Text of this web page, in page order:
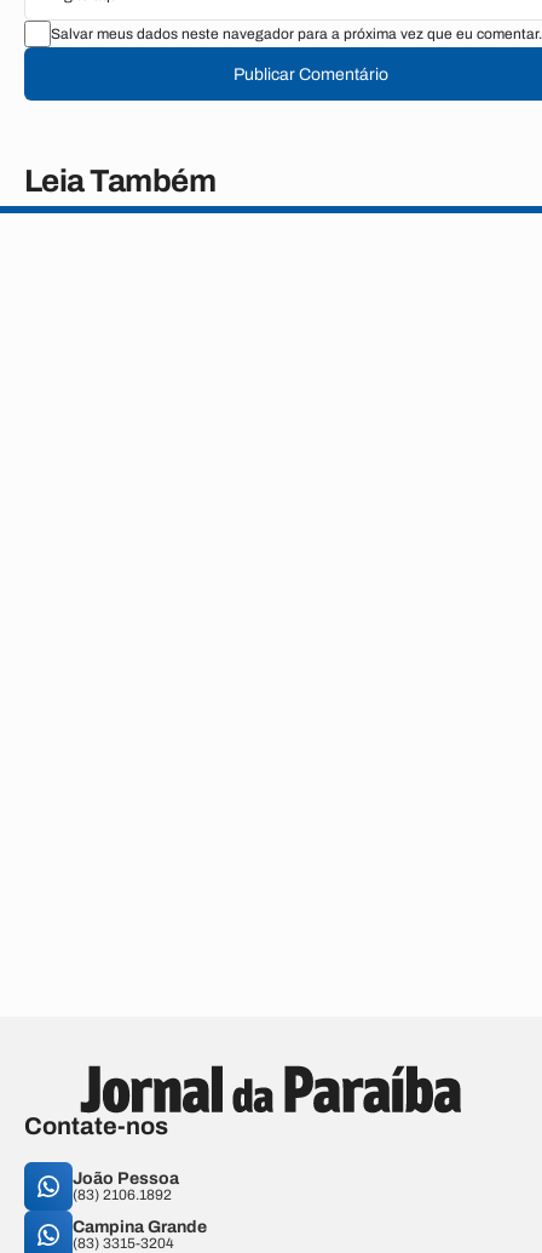
Salvar meus dados neste navegador para a próxima vez que eu comentar.
Publicar Comentário
Leia Também
Contate-nos
João Pessoa
(83) 2106.1892
Campina Grande
(83) 3315-3204